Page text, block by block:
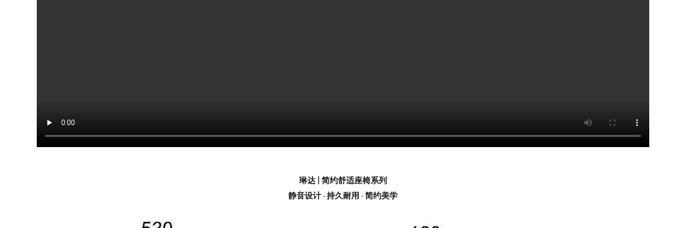
琳达 | 简约舒适座椅系列
静音设计 · 持久耐用 · 简约美学